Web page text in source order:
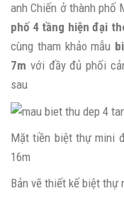
anh Chiến ở thành phố
phố 4 tầng hiện đại
cùng tham khảo mẫu
7m với đầy đủ phối
sau
Mặt tiền biệt thự mini
16m
Bản vẽ thiết kế biệt thự